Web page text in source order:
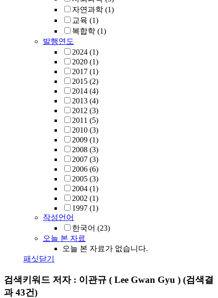
자연과학 (1)
교육 (1)
복합학 (1)
발행연도
2024 (1)
2020 (1)
2017 (1)
2015 (2)
2014 (4)
2013 (4)
2012 (3)
2011 (5)
2010 (3)
2009 (1)
2008 (3)
2007 (3)
2006 (6)
2005 (3)
2004 (1)
2002 (1)
1997 (1)
작성언어
한국어 (23)
오늘 본 자료
오늘 본 자료가 없습니다.
패싯닫기
검색키워드 저자 : 이관규 ( Lee Gwan Gyu ) (검색결
과 43건)